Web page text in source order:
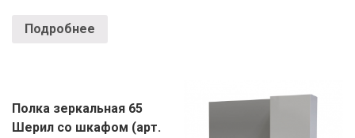
Подробнее
Полка зеркальная 65
Шерил со шкафом (арт.